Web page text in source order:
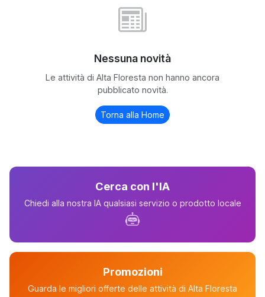
Nessuna novità
Le attività di Alta Floresta non hanno ancora
pubblicato novità.
Torna alla Home
Cerca con l'IA
Chiedi alla nostra IA qualsiasi servizio o prodotto locale
Promozioni
Guarda le migliori offerte delle attività di Alta Floresta